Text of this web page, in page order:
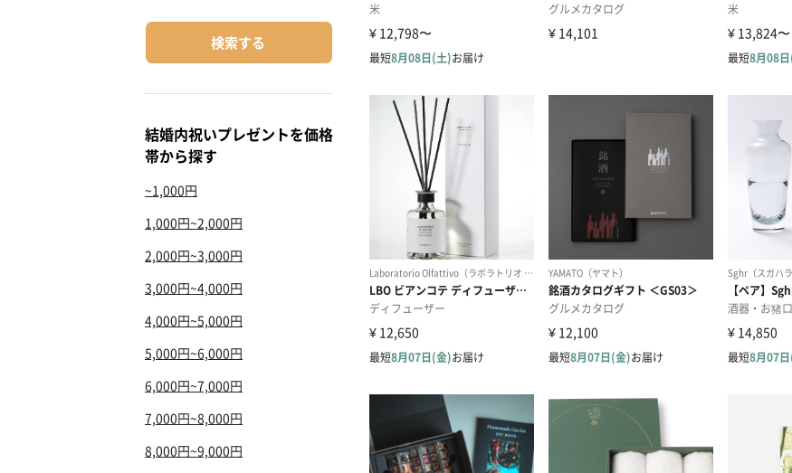
検索する
結婚内祝いプレゼントを価格
帯から探す
~1,000円
1,000円~2,000円
2,000円~3,000円
3,000円~4,000円
4,000円~5,000円
5,000円~6,000円
6,000円~7,000円
7,000円~8,000円
8,000円~9,000円